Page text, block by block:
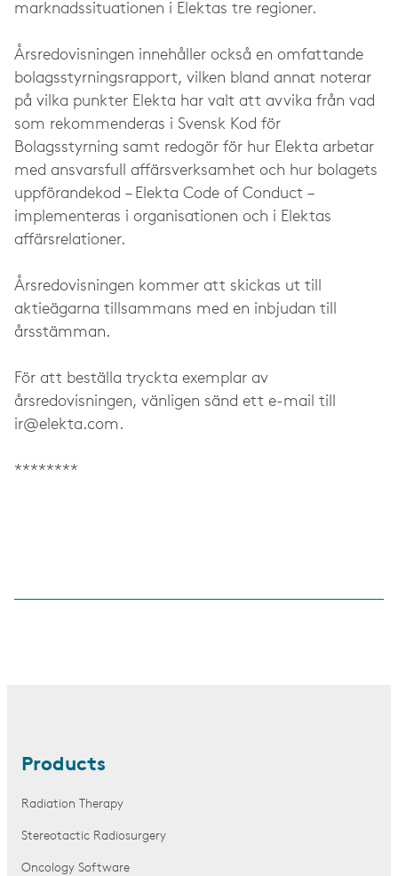
marknadssituationen i Elektas tre regioner.
Årsredovisningen innehåller också en omfattande
bolagsstyrningsrapport, vilken bland annat noterar
på vilka punkter Elekta har valt att avvika från vad
som rekommenderas i Svensk Kod för
Bolagsstyrning samt redogör för hur Elekta arbetar
med ansvarsfull affärsverksamhet och hur bolagets
uppförandekod – Elekta Code of Conduct –
implementeras i organisationen och i Elektas
affärsrelationer.
Årsredovisningen kommer att skickas ut till
aktieägarna tillsammans med en inbjudan till
årsstämman.
För att beställa tryckta exemplar av
årsredovisningen, vänligen sänd ett e-mail till
ir@elekta.com.
********
Products
Radiation Therapy
Stereotactic Radiosurgery
Oncology Software